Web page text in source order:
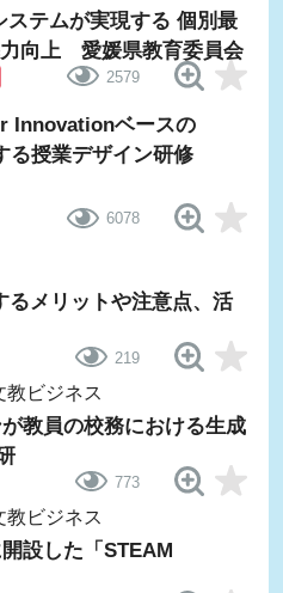
ステムが実現する 個別最
向上 愛媛県教育委員会
2579
Innovationベースの
る授業デザイン研修
6078
るメリットや注意点、活
219
教ビジネス
教員の校務における生成
773
教ビジネス
設した「STEAM